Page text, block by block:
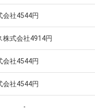
会社4544円
株式会社4914円
会社4544円
会社4544円
-